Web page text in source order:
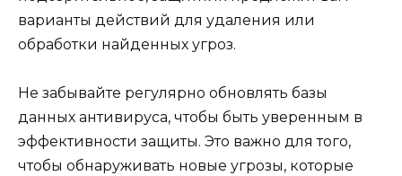
варианты действий для удаления или
обработки найденных угроз.
Не забывайте регулярно обновлять базы
данных антивируса, чтобы быть уверенным в
эффективности защиты. Это важно для того,
чтобы обнаруживать новые угрозы, которые